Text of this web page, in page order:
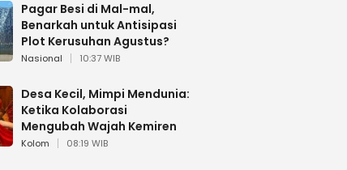
Pagar Besi di Mal-mal,
Benarkah untuk Antisipasi
Plot Kerusuhan Agustus?
Nasional 10:37 WIB
Desa Kecil, Mimpi Mendunia:
Ketika Kolaborasi
Mengubah Wajah Kemiren
Kolom 08:19 WIB